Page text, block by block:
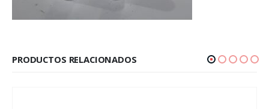
PRODUCTOS RELACIONADOS